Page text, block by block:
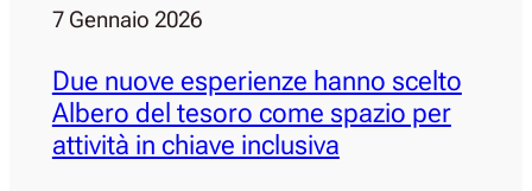
7 Gennaio 2026
Due nuove esperienze hanno scelto
Albero del tesoro come spazio per
attività in chiave inclusiva